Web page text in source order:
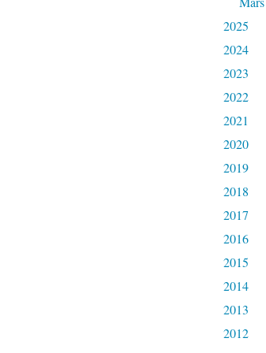
2025
2024
2023
2022
2021
2020
2019
2018
2017
2016
2015
2014
2013
2012